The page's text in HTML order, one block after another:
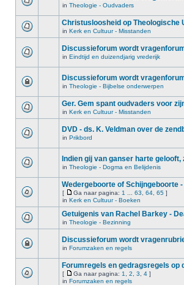
in Theologie - Oudvaders
Christusloosheid op Theologische
in Kerk en Cultuur - Misstanden
Discussieforum wordt
in Eindtijd en duizendjarig vrederijk
Discussieforum wordt
in Theologie - Bijbelse onderwerpen
Ger. Gem spant oudvaders voor
in Kerk en Cultuur - Misstanden
DVD - ds. K. Veldman over de
in Prikbord
Indien gij van ganser harte gelooft,
in Theologie - Dogma en Belijdenis
Wedergeboorte of Schijngeboorte
[ Ga naar pagina: 1 63 64 65 ]
in Kerk en Cultuur - Boeken
Getuigenis van Rachel Barkey -
in Theologie - Bezinning
Discussieforum wordt
in Forumzaken en regels
Forumregels en gedragsregels op
[ Ga naar pagina: 1 2 3 4 ]
in Forumzaken en regels